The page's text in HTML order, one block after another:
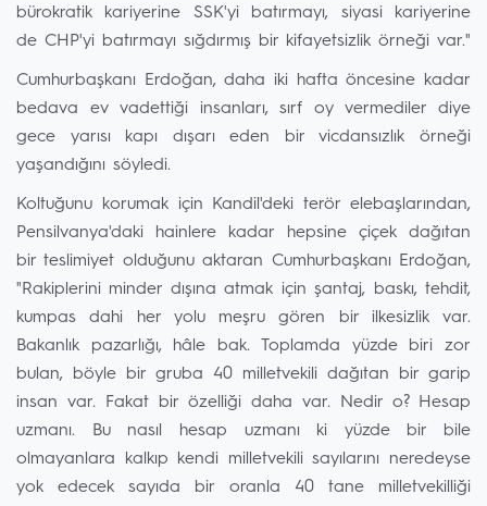
bürokratik kariyerine SSK'yi batırmayı, siyasi kariyerine
de CHP'yi batırmayı sığdırmış bir kifayetsizlik örneği var."
Cumhurbaşkanı Erdoğan, daha iki hafta öncesine kadar
bedava ev vadettiği insanları, sırf oy vermediler diye
gece yarısı kapı dışarı eden bir vicdansızlık örneği
yaşandığını söyledi.
Koltuğunu korumak için Kandil'deki terör elebaşlarından,
Pensilvanya'daki hainlere kadar hepsine çiçek dağıtan
bir teslimiyet olduğunu aktaran Cumhurbaşkanı Erdoğan,
"Rakiplerini minder dışına atmak için şantaj, baskı, tehdit,
kumpas dahi her yolu meşru gören bir ilkesizlik var.
Bakanlık pazarlığı, hâle bak. Toplamda yüzde biri zor
bulan, böyle bir gruba 40 milletvekili dağıtan bir garip
insan var. Fakat bir özelliği daha var. Nedir o? Hesap
uzmanı. Bu nasıl hesap uzmanı ki yüzde bir bile
olmayanlara kalkıp kendi milletvekili sayılarını neredeyse
yok edecek sayıda bir oranla 40 tane milletvekilliği